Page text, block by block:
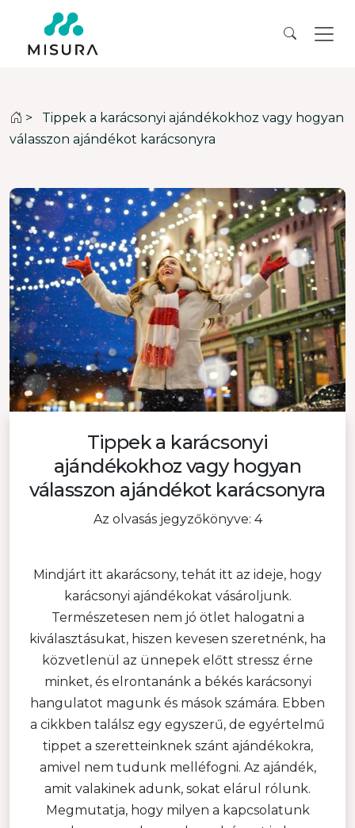
>
Tippek a karácsonyi ajándékokhoz vagy hogyan
válasszon ajándékot karácsonyra
Tippek a karácsonyi
ajándékokhoz vagy hogyan
válasszon ajándékot karácsonyra
Az olvasás jegyzőkönyve: 4
Mindjárt itt akarácsony, tehát itt az ideje, hogy
karácsonyi ajándékokat vásároljunk.
Természetesen nem jó ötlet halogatni a
kiválasztásukat, hiszen kevesen szeretnénk, ha
közvetlenül az ünnepek előtt stressz érne
minket, és elrontanánk a békés karácsonyi
hangulatot magunk és mások számára. Ebben
a cikkben találsz egy egyszerű, de egyértelmű
tippet a szeretteinknek szánt ajándékokra,
amivel nem tudunk melléfogni. Az ajándék,
amit valakinek adunk, sokat elárul rólunk.
Megmutatja, hogy milyen a kapcsolatunk